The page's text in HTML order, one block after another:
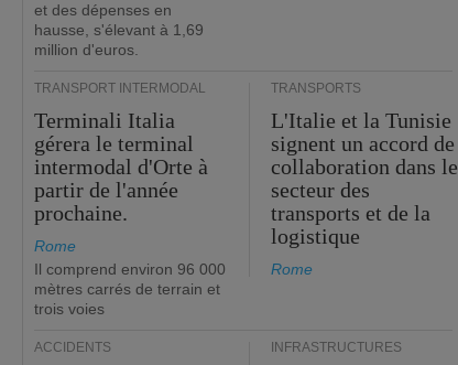
et des dépenses en
hausse, s'élevant à 1,69
million d'euros.
TRANSPORT INTERMODAL
Terminali Italia
gérera le terminal
intermodal d'Orte à
partir de l'année
prochaine.
Rome
Il comprend environ 96 000
mètres carrés de terrain et
trois voies
TRANSPORTS
L'Italie et la Tunisie
signent un accord de
collaboration dans le
secteur des
transports et de la
logistique
Rome
ACCIDENTS INFRASTRUCTURES